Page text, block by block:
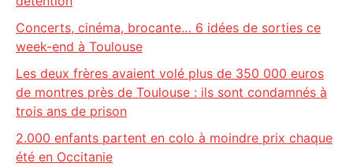
Concerts, cinéma, brocante… 6 idées de sorties ce
week-end à Toulouse
Les deux frères avaient volé plus de 350 000 euros
de montres près de Toulouse : ils sont condamnés à
trois ans de prison
2.000 enfants partent en colo à moindre prix chaque
été en Occitanie